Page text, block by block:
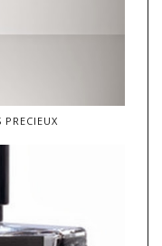
PRECIEUX